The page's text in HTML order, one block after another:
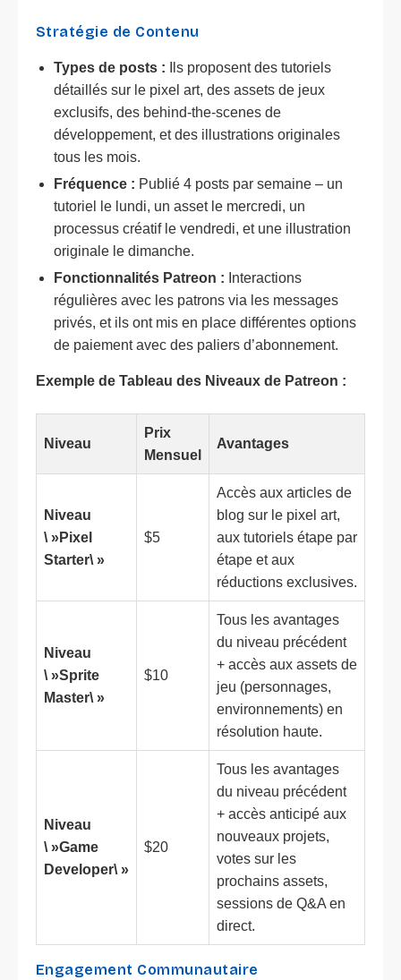
Stratégie de Contenu
Types de posts : Ils proposent des tutoriels
détaillés sur le pixel art, des assets de jeux
exclusifs, des behind-the-scenes de
développement, et des illustrations originales
tous les mois.
Fréquence : Publié 4 posts par semaine – un
tutoriel le lundi, un asset le mercredi, un
processus créatif le vendredi, et une illustration
originale le dimanche.
Fonctionnalités Patreon : Interactions
régulières avec les patrons via les messages
privés, et ils ont mis en place différentes options
de paiement avec des paliers d’abonnement.
Exemple de Tableau des Niveaux de Patreon :
Niveau
Prix
Mensuel
Avantages
Niveau
\ »Pixel
Starter\ »
$5
Accès aux articles de
blog sur le pixel art,
aux tutoriels étape par
étape et aux
réductions exclusives.
Niveau
\ »Sprite
Master\ »
$10
Tous les avantages
du niveau précédent
+ accès aux assets de
jeu (personnages,
environnements) en
résolution haute.
Niveau
\ »Game
Developer\ »
$20
Tous les avantages
du niveau précédent
+ accès anticipé aux
nouveaux projets,
votes sur les
prochains assets,
sessions de Q&A en
direct.
Engagement Communautaire